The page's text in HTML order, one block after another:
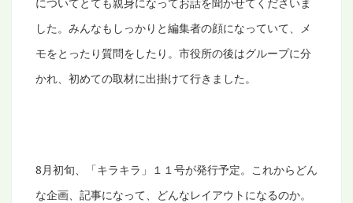
した。みんなもしっかりと編集者の顔になっていて、メ
モをとったり質問をしたり。市役所の後はグループに分
かれ、初めての取材に出掛けて行きました。
8月初旬、「キラキラ」１１号が発行予定。これからどん
な企画、記事になって、どんなレイアウトになるのか。